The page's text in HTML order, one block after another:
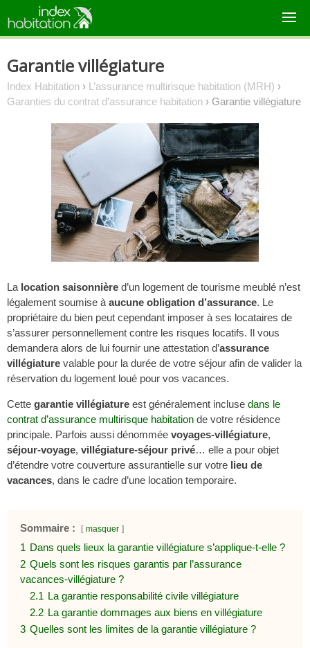
content
Garantie villégiature
Index Habitation › L’assurance multirisque habitation (MRH) ›
Garanties du contrat d’assurance habitation › Garantie villégiature
La location saisonnière d’un logement de tourisme meublé n’est
légalement soumise à aucune obligation d’assurance. Le
propriétaire du bien peut cependant imposer à ses locataires de
s’assurer personnellement contre les risques locatifs. Il vous
demandera alors de lui fournir une attestation d’assurance
villégiature valable pour la durée de votre séjour afin de valider la
réservation du logement loué pour vos vacances.
Cette garantie villégiature est généralement incluse dans le
contrat d’assurance multirisque habitation de votre résidence
principale. Parfois aussi dénommée voyages-villégiature,
séjour-voyage, villégiature-séjour privé… elle a pour objet
d’étendre votre couverture assurantielle sur votre lieu de
vacances, dans le cadre d’une location temporaire.
Sommaire : masquer
1 Dans quels lieux la garantie villégiature s’applique-t-elle ?
2 Quels sont les risques garantis par l’assurance
vacances-villégiature ?
2.1 La garantie responsabilité civile villégiature
2.2 La garantie dommages aux biens en villégiature
3 Quelles sont les limites de la garantie villégiature ?